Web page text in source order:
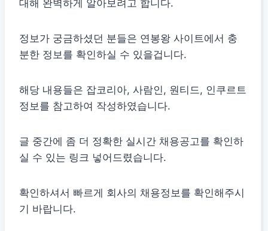
대해 완벽하게 알아보려고 합니다.
정보가 궁금하셨던 분들은 연봉왕 사이트에서 충
분한 정보를 확인하실 수 있을겁니다.
해당 내용들은 잡코리아, 사람인, 원티드, 인쿠르트
정보를 참고하여 작성하였습니다.
글 중간에 좀 더 정확한 실시간 채용공고를 확인하
실 수 있는 링크 넣어드렸습니다.
확인하셔서 빠르게 회사의 채용정보를 확인해주시
기 바랍니다.